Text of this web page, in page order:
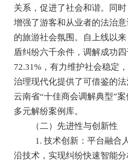
关系，促进了社会和谐。同
增强了游客和从业者的法治
的旅游社会氛围。自上线以
盾纠纷六千余件，调解成功
72.31%，有力维护社会稳定
治理现代化提供了可借鉴的
云南省“十佳商会调解典型”
多元解纷案例库。
（二）先进性与创新性
1. 技术创新：平台融合
沿技术，实现纠纷快速智能